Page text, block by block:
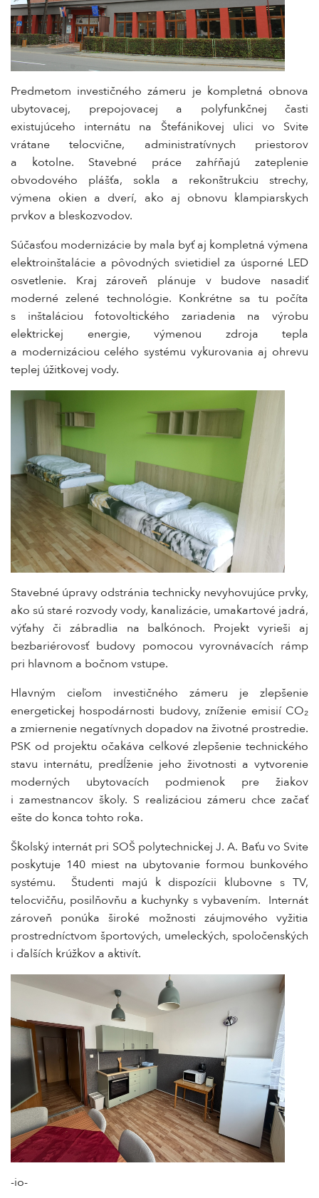
Predmetom investičného zámeru je kompletná obnova
ubytovacej, prepojovacej a polyfunkčnej časti
existujúceho internátu na Štefánikovej ulici vo Svite
vrátane telocvične, administratívnych priestorov
a kotolne. Stavebné práce zahŕňajú zateplenie
obvodového plášťa, sokla a rekonštrukciu strechy,
výmena okien a dverí, ako aj obnovu klampiarskych
prvkov a bleskozvodov.
Súčasťou modernizácie by mala byť aj kompletná výmena
elektroinštalácie a pôvodných svietidiel za úsporné LED
osvetlenie. Kraj zároveň plánuje v budove nasadiť
moderné zelené technológie. Konkrétne sa tu počíta
s inštaláciou fotovoltického zariadenia na výrobu
elektrickej energie, výmenou zdroja tepla
a modernizáciou celého systému vykurovania aj ohrevu
teplej úžitkovej vody.
Stavebné úpravy odstránia technicky nevyhovujúce prvky,
ako sú staré rozvody vody, kanalizácie, umakartové jadrá,
výťahy či zábradlia na balkónoch. Projekt vyrieši aj
bezbariérovosť budovy pomocou vyrovnávacích rámp
pri hlavnom a bočnom vstupe.
Hlavným cieľom investičného zámeru je zlepšenie
energetickej hospodárnosti budovy, zníženie emisií CO₂
a zmiernenie negatívnych dopadov na životné prostredie.
PSK od projektu očakáva celkové zlepšenie technického
stavu internátu, predĺženie jeho životnosti a vytvorenie
moderných ubytovacích podmienok pre žiakov
i zamestnancov školy. S realizáciou zámeru chce začať
ešte do konca tohto roka.
Školský internát pri SOŠ polytechnickej J. A. Baťu vo Svite
poskytuje 140 miest na ubytovanie formou bunkového
systému. Študenti majú k dispozícii klubovne s TV,
telocvičňu, posilňovňu a kuchynky s vybavením. Internát
zároveň ponúka široké možnosti záujmového vyžitia
prostredníctvom športových, umeleckých, spoločenských
i ďalších krúžkov a aktivít.
-io-